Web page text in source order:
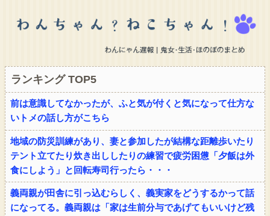
ランキング TOP5
前は意識してなかったが、ふと気が付くと気になって仕方な
いトメの話し方がこちら
地域の防災訓練があり、妻と参加したが結構な距離歩いたり
テント立てたり炊き出ししたりの練習で疲労困憊「夕飯は外
食にしよう」と回転寿司行ったら・・・
義両親が田舎に引っ込むらしく、義実家をどうするかって話
になってる。義両親は「家は生前分与であげてもいいけど残